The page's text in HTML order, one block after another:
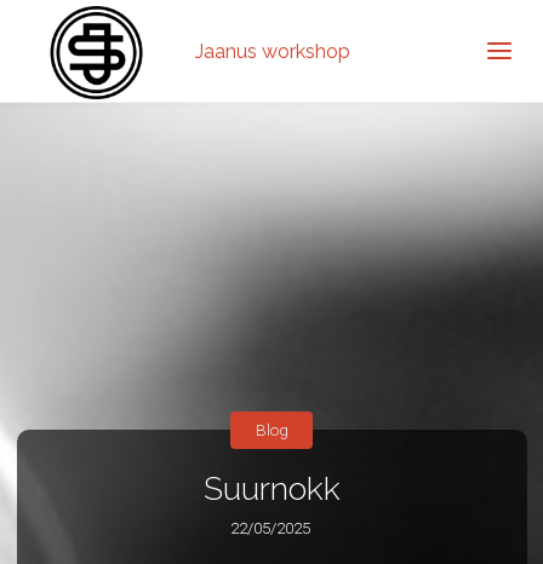
Jaanus workshop
Suurnokk
22/05/2025
Blog